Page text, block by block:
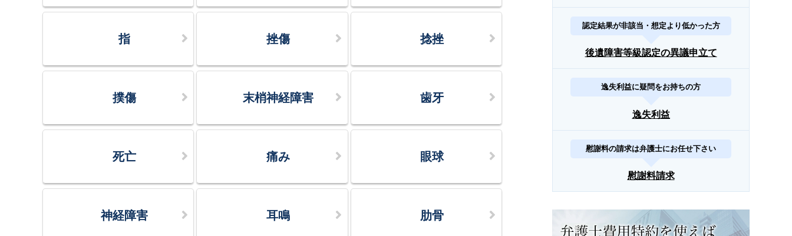
指 挫傷 捻挫
撲傷 末梢神経障害 歯牙
死亡 痛み 眼球
神経障害 耳鳴 肋骨
認定結果が非該当・想定より低かった方
後遺障害等級認定の異議申立て
逸失利益に疑問をお持ちの方
逸失利益
慰謝料の請求は弁護士にお任せ下さい
慰謝料請求